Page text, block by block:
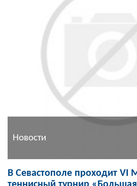
Новости
В Севастополе проходит